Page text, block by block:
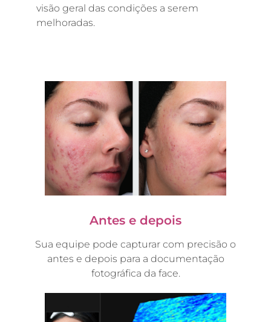
visão geral das condições a serem
melhoradas.
Antes e depois
Sua equipe pode capturar com precisão o
antes e depois para a documentação
fotográfica da face.